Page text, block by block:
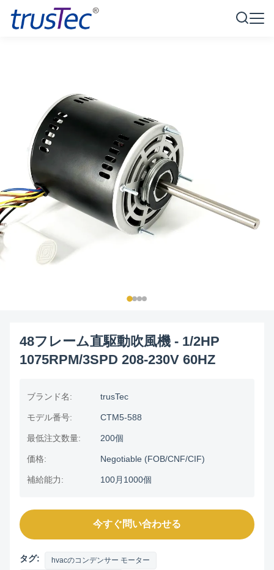
48フレーム直駆動吹風機 - 1/2HP
1075RPM/3SPD 208-230V 60HZ
ブランド名: trusTec
モデル番号: CTM5-588
最低注文数量: 200個
価格: Negotiable (FOB/CNF/CIF)
補給能力: 100月1000個
今すぐ問い合わせる
タグ: hvacのコンデンサー モーター